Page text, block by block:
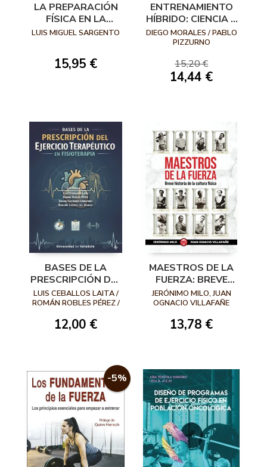
LA PREPARACIÓN
FÍSICA EN LA
TAUROMAQUIA
LUIS MIGUEL SARGENTO
15,95 €
ENTRENAMIENTO
HÍBRIDO: CIENCIA Y
PRÁCTICA
APLICADA A
ATLETAS
HÍBRIDOS
DIEGO MORALES / PABLO
PIZZURNO
15,20 €
14,44 €
BASES DE LA
PRESCRIPCIÓN DEL
EJERCICIO
TERAPÉUTICO EN
LUIS CEBALLOS LAITA /
ROMÁN ROBLES PÉREZ /
URRIBARREN / SANDRA
JIMÉNEZ DEL BARRIO
12,00 €
MAESTROS DE LA
FUERZA: BREVE
HISTORIA DE LA
CULTURA FÍSICA
JERÓNIMO MILO, JUAN
OGNACIO VILLAFAÑE
13,78 €
-5%